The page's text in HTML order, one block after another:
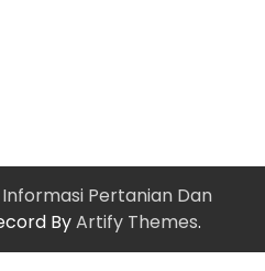
Pertanian Dan
ByArtify Themes.